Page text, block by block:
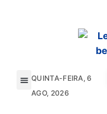
QUINTA-FEIRA, 6
AGO, 2026